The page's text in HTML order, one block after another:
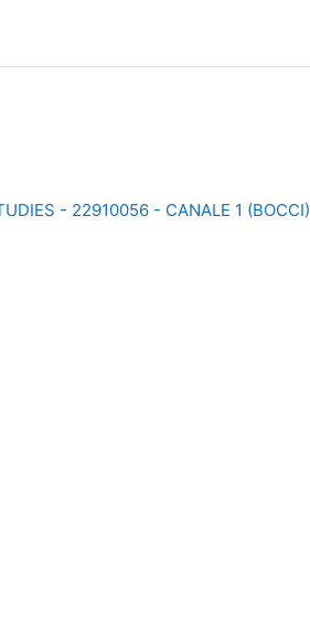
- 22910056 - CANALE 1 (BOCCI)